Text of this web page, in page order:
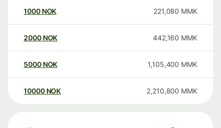
1000 NOK 221,080 MMK
2000 NOK 442,160 MMK
5000 NOK 1,105,400 MMK
10000 NOK 2,210,800 MMK